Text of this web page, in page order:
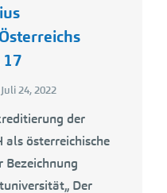
Juli 24, 2022
der
als österreichische
Der